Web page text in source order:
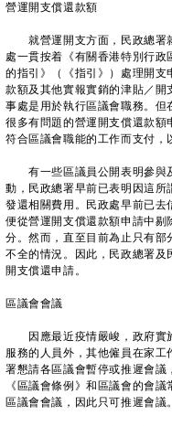
營運開支償還款額
就營運開支方面，民政總署
處一貫按着《有關香港特別行
的指引》（《指引》）處理開
款額及其他實報實銷的津貼／
事處是用於執行區議會職務。但
很多有問題的營運開支償還款額
符合區議會職能的工作而支付，
有一些區議員公開表明參與
動，民政總署早前已表明因這
發還相關費用。民政處早前已
便從營運開支償還款額申請中
分。然而，直至目前為止只有
不全的情況。因此，民政總署
開支償還申請。
區議會會議
因應最近疫情嚴峻，政府實
服務的人員外，其他僱員在家
署懇請各區議會暫停或推遲會
《區議會條例》和區議會的會
區議會會議，因此只可推遲會議。